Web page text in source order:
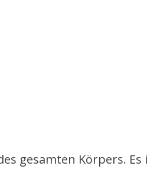
gesamten Körpers. Es